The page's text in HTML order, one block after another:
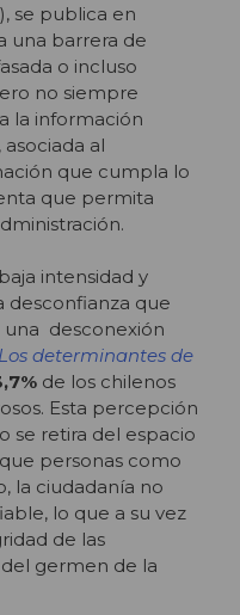
se publica en
una barrera de
o incluso
no siempre
la información
al
que cumpla lo
que permita
intensidad y
desconfianza que
una desconexión
Los determinantes de
de los chilenos
Esta percepción
se retira del espacio
personas como
la ciudadanía no
lo que a su vez
de las
germen de la